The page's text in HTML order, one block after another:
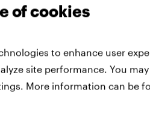
of cookies
to enhance user
site performance. You
More information can be